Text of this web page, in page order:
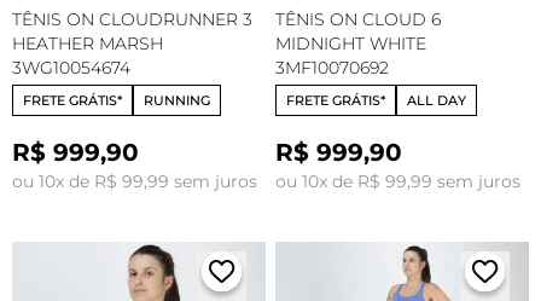
TÊNIS ON CLOUDRUNNER 3
HEATHER MARSH
3WG10054674
FRETE GRÁTIS* RUNNING
R$ 999,90
ou 10x de R$ 99,99 sem juros
TÊNIS ON CLOUD 6
MIDNIGHT WHITE
3MF10070692
FRETE GRÁTIS* ALL DAY
R$ 999,90
ou 10x de R$ 99,99 sem juros